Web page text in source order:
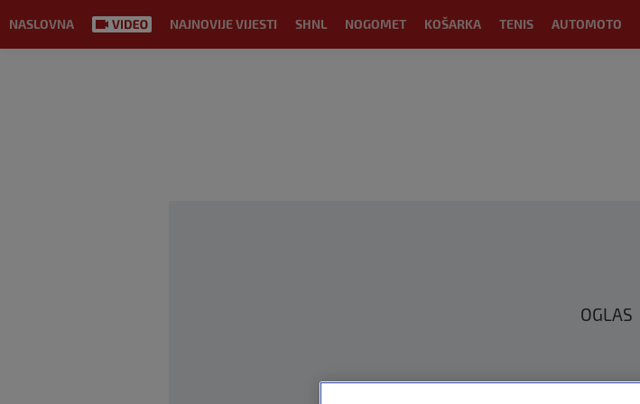
NASLOVNA NAJNOVIJE VIJESTI SHNL NOGOMET KOŠARKA TENIS AUTOMOTO
OGLAS